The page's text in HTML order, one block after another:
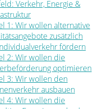
Verkehr, Energie &
1: Wir wollen alternative
zusätzlich
fördern
2: Wir wollen die
optimieren
3: Wir wollen den
ausbauen
4: Wir wollen die